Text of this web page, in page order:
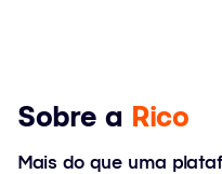
Sobre a Rico
Mais do que uma